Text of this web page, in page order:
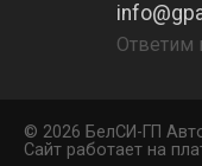
Ответим
© 2026 БелCИ-ГП
Сайт работает на